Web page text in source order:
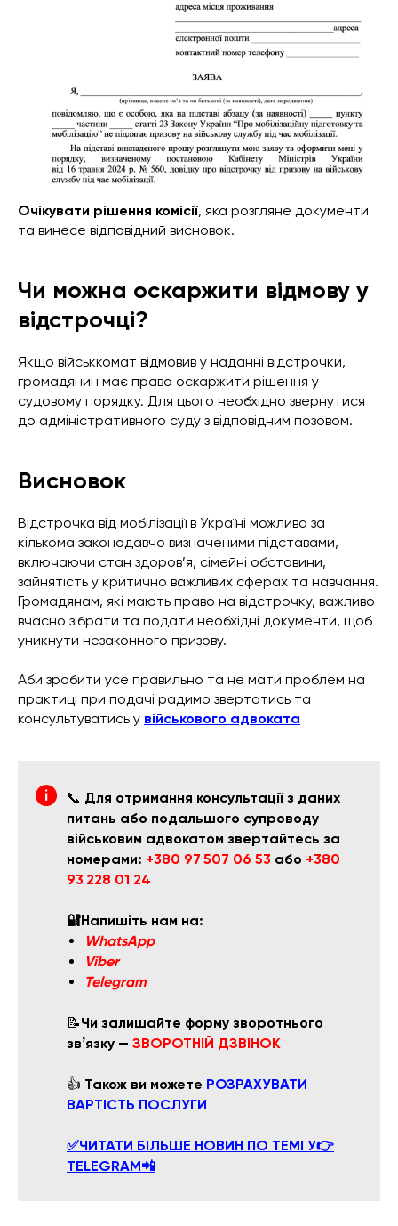
Очікувати рішення комісії, яка розгляне документи
та винесе відповідний висновок.
Чи можна оскаржити відмову у
відстрочці?
Якщо військкомат відмовив у наданні відстрочки,
громадянин має право оскаржити рішення у
судовому порядку. Для цього необхідно звернутися
до адміністративного суду з відповідним позовом.
Висновок
Відстрочка від мобілізації в Україні можлива за
кількома законодавчо визначеними підставами,
включаючи стан здоров’я, сімейні обставини,
зайнятість у критично важливих сферах та навчання.
Громадянам, які мають право на відстрочку, важливо
вчасно зібрати та подати необхідні документи, щоб
уникнути незаконного призову.
Аби зробити усе правильно та не мати проблем на
практиці при подачі радимо звертатись та
консультуватись у військового адвоката
📞 Для отримання консультації з даних
питань або подальшого супроводу
військовим адвокатом звертайтесь за
номерами: +380 97 507 06 53 або +380
93 228 01 24
🔐Напишіть нам на:
WhatsApp
Viber
Telegram
📝Чи залишайте форму зворотнього
звʼязку — ЗВОРОТНІЙ ДЗВІНОК
👍 Також ви можете РОЗРАХУВАТИ
ВАРТІСТЬ ПОСЛУГИ
✅ЧИТАТИ БІЛЬШЕ НОВИН ПО ТЕМІ У👉
TELEGRAM📲